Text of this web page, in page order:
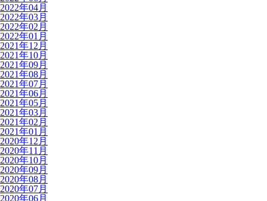
2022年04月
2022年03月
2022年02月
2022年01月
2021年12月
2021年10月
2021年09月
2021年08月
2021年07月
2021年06月
2021年05月
2021年03月
2021年02月
2021年01月
2020年12月
2020年11月
2020年10月
2020年09月
2020年08月
2020年07月
2020年06月